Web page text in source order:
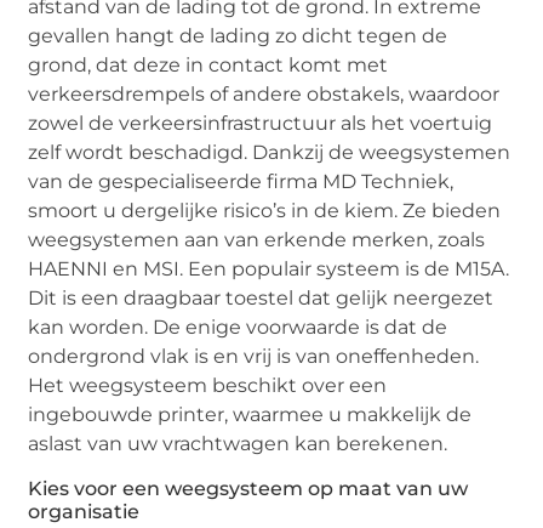
afstand van de lading tot de grond. In extreme
gevallen hangt de lading zo dicht tegen de
grond, dat deze in contact komt met
verkeersdrempels of andere obstakels, waardoor
zowel de verkeersinfrastructuur als het voertuig
zelf wordt beschadigd. Dankzij de weegsystemen
van de gespecialiseerde firma MD Techniek,
smoort u dergelijke risico’s in de kiem. Ze bieden
weegsystemen aan van erkende merken, zoals
HAENNI en MSI. Een populair systeem is de M15A.
Dit is een draagbaar toestel dat gelijk neergezet
kan worden. De enige voorwaarde is dat de
ondergrond vlak is en vrij is van oneffenheden.
Het weegsysteem beschikt over een
ingebouwde printer, waarmee u makkelijk de
aslast van uw vrachtwagen kan berekenen.
Kies voor een weegsysteem op maat van uw
organisatie